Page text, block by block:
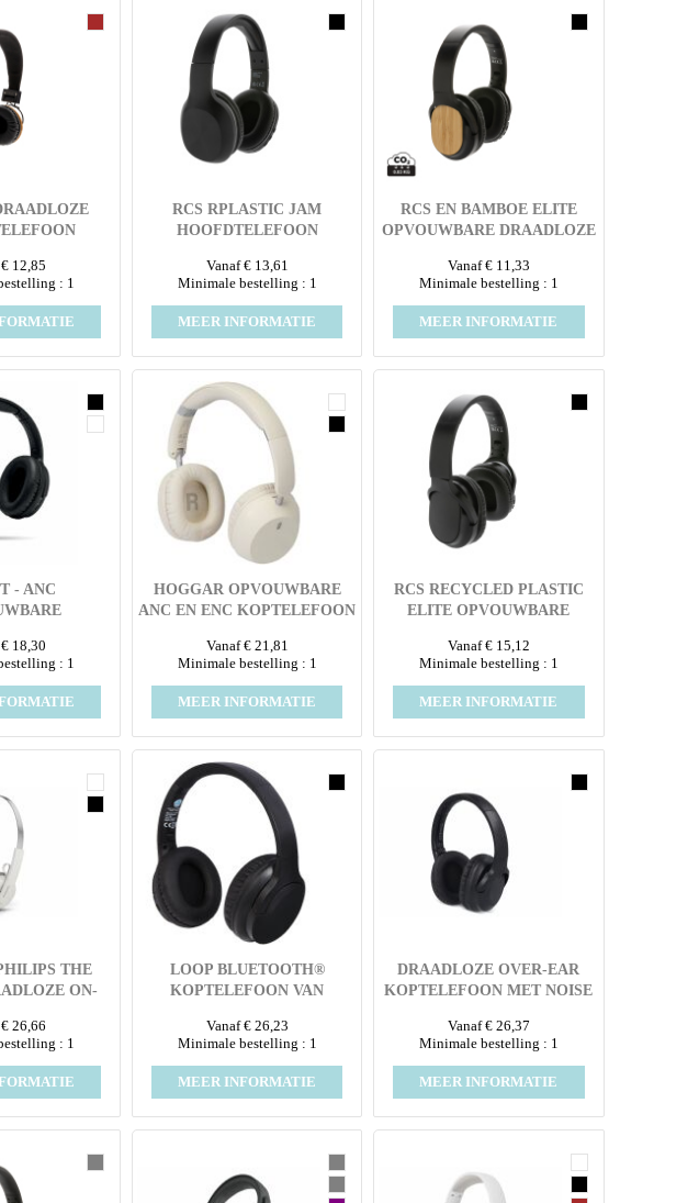
12,85
: 1
RCS RPLASTIC JAM
HOOFDTELEFOON
Vanaf € 13,61
Minimale bestelling : 1
MEER INFORMATIE
RCS EN BAMBOE ELITE
OPVOUWBARE DRAADLOZE
Vanaf € 11,33
Minimale bestelling : 1
MEER INFORMATIE
- ANC
18,30
: 1
HOGGAR OPVOUWBARE
ANC EN ENC KOPTELEFOON
Vanaf € 21,81
Minimale bestelling : 1
MEER INFORMATIE
RCS RECYCLED PLASTIC
ELITE OPVOUWBARE
KOPTELEFOON
Vanaf € 15,12
Minimale bestelling : 1
MEER INFORMATIE
THE
ON-
26,66
: 1
LOOP BLUETOOTH®
KOPTELEFOON VAN
Vanaf € 26,23
Minimale bestelling : 1
MEER INFORMATIE
DRAADLOZE OVER-EAR
KOPTELEFOON MET NOISE
Vanaf € 26,37
Minimale bestelling : 1
MEER INFORMATIE